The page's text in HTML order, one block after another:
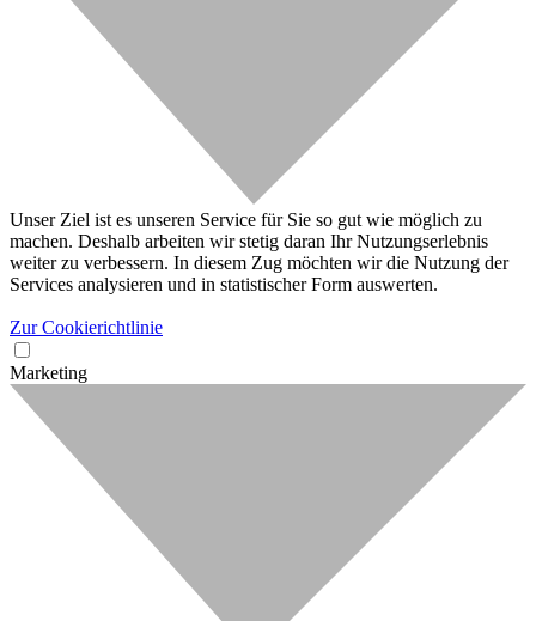
Unser Ziel ist es unseren Service für Sie so gut wie möglich zu
machen. Deshalb arbeiten wir stetig daran Ihr Nutzungserlebnis
weiter zu verbessern. In diesem Zug möchten wir die Nutzung der
Services analysieren und in statistischer Form auswerten.
Zur Cookierichtlinie
Marketing